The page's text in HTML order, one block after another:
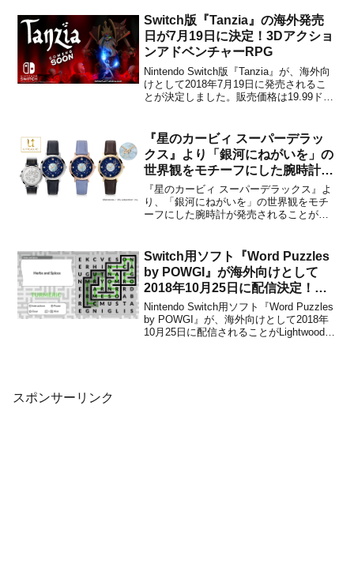
ングゲーム「ミサイルダンサー」
Nintendo Swi...
Switch版『Tanzia』の海外発売
日が7月19日に決定！3Dアクショ
ンアドベンチャーRPG
Nintendo Switch版『Tanzia』が、海外向
けとして2018年7月19日に発売されるこ
とが決定しました。販売価格は19.99ドル
『星のカービィ スーパーデラッ
クス』より「銀河にねがいを」の
世界観をモチーフにした腕時計が
発売決定！11月26日(火)から予約
受付開始
『星のカービィ スーパーデラックス』よ
り、「銀河にねがいを」の世界観をモチ
ーフにした腕時計が発売されることが株
ジャー新宿店とユートレジャーオンライ
ンショップ(12:00～から)にて予約受付が
開始され...
Switch用ソフト『Word Puzzles
by POWGI』が海外向けとして
2018年10月25日に配信決定！単
語パズルゲーム
Nintendo Switch用ソフト『Word Puzzles
by POWGI』が、海外向けとして2018年
10月25日に配信されることがLightwood
スポンサーリンク